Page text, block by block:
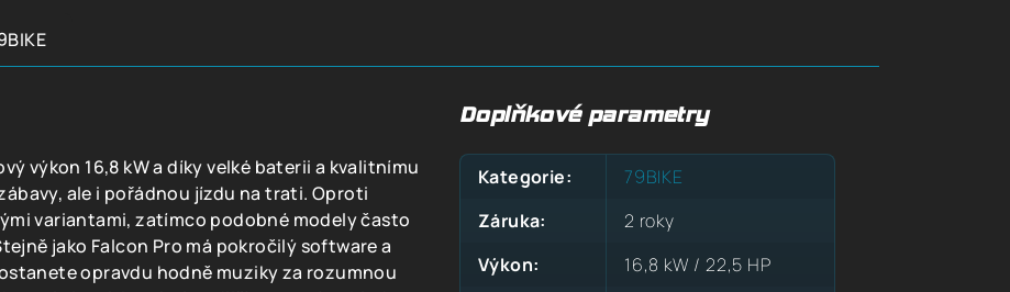
výkon 16,8 kW a díky velké baterii a kvalitnímu
ale i pořádnou jízdu na trati. Oproti
variantami, zatímco podobné modely často
jako Falcon Pro má pokročilý software a
opravdu hodně muziky za rozumnou
Doplňkové parametry
Kategorie:
79BIKE
Záruka:
2 roky
Výkon:
16,8 kW / 22,5 HP